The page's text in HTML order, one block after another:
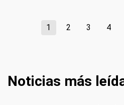
1 2 3 4
Noticias más